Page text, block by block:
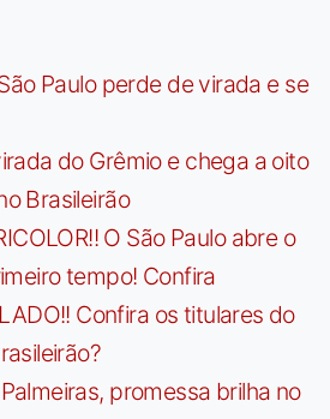
Paulo perde de virada e se
do Grêmio e chega a oito
Brasileirão
O São Paulo abre o
tempo! Confira
Confira os titulares do
promessa brilha no